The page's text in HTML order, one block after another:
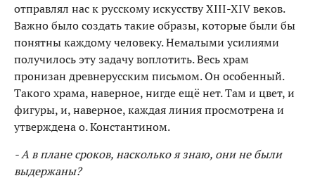
отправлял нас к русскому искусству XIII-XIV веков.
Важно было создать такие образы, которые были бы
понятны каждому человеку. Немалыми усилиями
получилось эту задачу воплотить. Весь храм
пронизан древнерусским письмом. Он особенный.
Такого храма, наверное, нигде ещё нет. Там и цвет, и
фигуры, и, наверное, каждая линия просмотрена и
утверждена о. Константином.
- А в плане сроков, насколько я знаю, они не были
выдержаны?